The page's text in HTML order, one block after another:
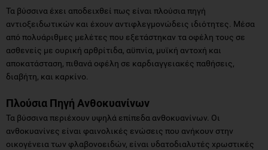
Τα βύσσινα έχει αποδειχθεί πως είναι πλούσια πηγή
αντιοξειδωτικών και έχουν αντιφλεγμονώδεις ιδιότητες. Μέσα
από πολυάριθμες μελέτες που εξετάστηκαν τα οφέλη τους σε
ασθενείς με ουρική αρθρίτιδα, αϋπνία, μυϊκή αντοχή και
αποκατάσταση, πιθανά οφέλη σε καρδιαγγειακές παθήσεις,
διαβήτη, και καρκίνο.
Πλούσια Πηγή Ανθοκυανίνων
Τα βύσσινα περιέχουν υψηλά επίπεδα ανθοκυανίνων. Οι
ανθοκυανίνες είναι φαινολικές ενώσεις που ανήκουν στην
οικογένεια των φλαβονοειδών, είναι υδατοδιαλυτές χρωστικές